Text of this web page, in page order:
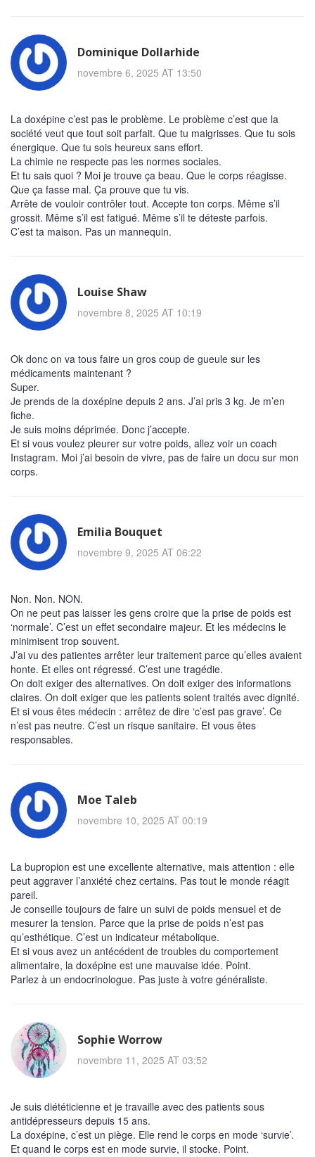
Dominique Dollarhide
novembre 6, 2025 AT 13:50
La doxépine c’est pas le problème. Le problème c’est que la
société veut que tout soit parfait. Que tu maigrisses. Que tu sois
énergique. Que tu sois heureux sans effort.
La chimie ne respecte pas les normes sociales.
Et tu sais quoi ? Moi je trouve ça beau. Que le corps réagisse.
Que ça fasse mal. Ça prouve que tu vis.
Arrête de vouloir contrôler tout. Accepte ton corps. Même s’il
grossit. Même s’il est fatigué. Même s’il te déteste parfois.
C’est ta maison. Pas un mannequin.
Louise Shaw
novembre 8, 2025 AT 10:19
Ok donc on va tous faire un gros coup de gueule sur les
médicaments maintenant ?
Super.
Je prends de la doxépine depuis 2 ans. J’ai pris 3 kg. Je m’en
fiche.
Je suis moins déprimée. Donc j’accepte.
Et si vous voulez pleurer sur votre poids, allez voir un coach
Instagram. Moi j’ai besoin de vivre, pas de faire un docu sur mon
corps.
Emilia Bouquet
novembre 9, 2025 AT 06:22
Non. Non. NON.
On ne peut pas laisser les gens croire que la prise de poids est
‘normale’. C’est un effet secondaire majeur. Et les médecins le
minimisent trop souvent.
J’ai vu des patientes arrêter leur traitement parce qu’elles avaient
honte. Et elles ont régressé. C’est une tragédie.
On doit exiger des alternatives. On doit exiger des informations
claires. On doit exiger que les patients soient traités avec dignité.
Et si vous êtes médecin : arrêtez de dire ‘c’est pas grave’. Ce
n’est pas neutre. C’est un risque sanitaire. Et vous êtes
responsables.
Moe Taleb
novembre 10, 2025 AT 00:19
La bupropion est une excellente alternative, mais attention : elle
peut aggraver l’anxiété chez certains. Pas tout le monde réagit
pareil.
Je conseille toujours de faire un suivi de poids mensuel et de
mesurer la tension. Parce que la prise de poids n’est pas
qu’esthétique. C’est un indicateur métabolique.
Et si vous avez un antécédent de troubles du comportement
alimentaire, la doxépine est une mauvaise idée. Point.
Parlez à un endocrinologue. Pas juste à votre généraliste.
Sophie Worrow
novembre 11, 2025 AT 03:52
Je suis diététicienne et je travaille avec des patients sous
antidépresseurs depuis 15 ans.
La doxépine, c’est un piège. Elle rend le corps en mode ‘survie’.
Et quand le corps est en mode survie, il stocke. Point.